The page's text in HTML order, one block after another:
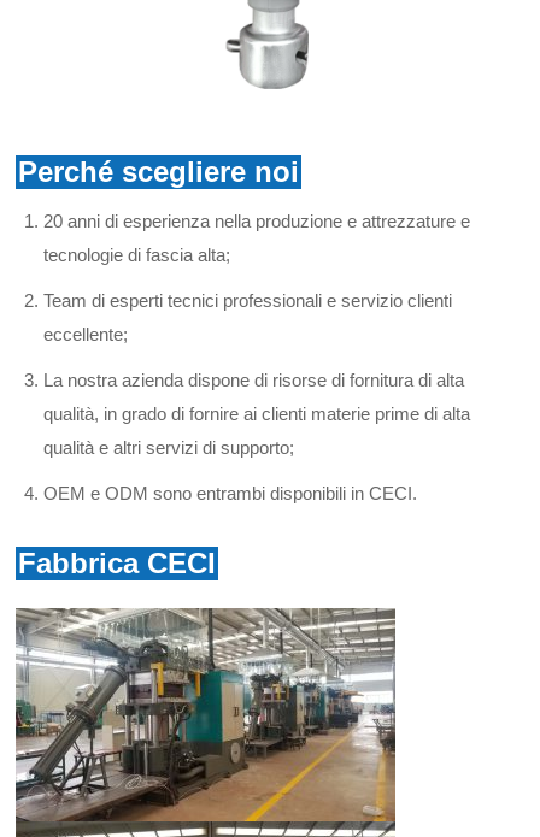
Perché scegliere noi
20 anni di esperienza nella produzione e attrezzature e
tecnologie di fascia alta;
Team di esperti tecnici professionali e servizio clienti
eccellente;
La nostra azienda dispone di risorse di fornitura di alta
qualità, in grado di fornire ai clienti materie prime di alta
qualità e altri servizi di supporto;
OEM e ODM sono entrambi disponibili in CECI.
Fabbrica CECI